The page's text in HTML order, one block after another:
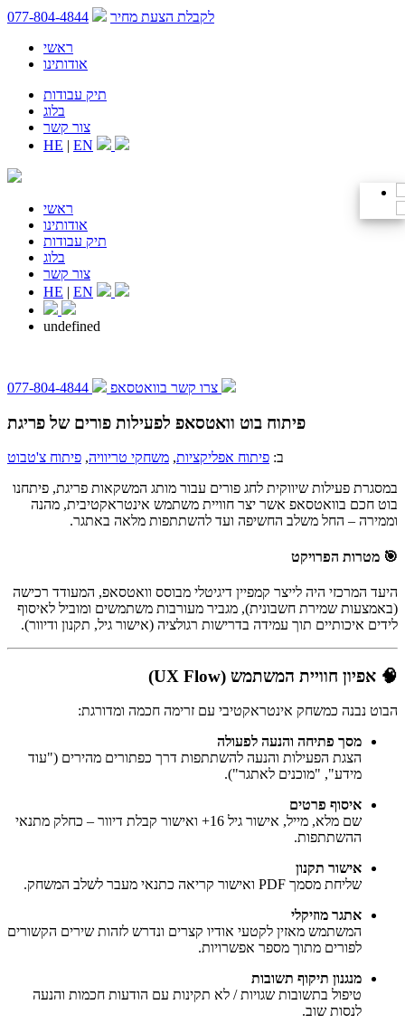
לקבלת הצעת מחיר
077-804-4844
ראשי
אודותינו
תיק עבודות
בלוג
צור קשר
HE | EN
ראשי
אודותינו
תיק עבודות
בלוג
צור קשר
HE | EN
undefined
צרו קשר בוואטסאפ 077-804-4844
פיתוח בוט וואטסאפ לפעילות פורים של פריגת
ב: פיתוח אפליקציות, משחקי טריוויה, פיתוח צ'טבוט
במסגרת פעילות שיווקית לחג פורים עבור מותג המשקאות פריגת, פיתחנו
בוט חכם בוואטסאפ אשר יצר חוויית משתמש אינטראקטיבית, מהנה
וממירה – החל משלב החשיפה ועד להשתתפות מלאה באתגר.
🎯 מטרות הפרויקט
היעד המרכזי היה לייצר קמפיין דיגיטלי מבוסס וואטסאפ, המעודד רכישה
(באמצעות שמירת חשבונית), מגביר מעורבות משתמשים ומוביל לאיסוף
לידים איכותיים תוך עמידה בדרישות רגולציה (אישור גיל, תקנון ודיוור).
🧠 אפיון חוויית המשתמש (UX Flow)
הבוט נבנה כמשחק אינטראקטיבי עם זרימה חכמה ומדורגת:
מסך פתיחה והנעה לפעולה
הצגת הפעילות והנעה להשתתפות דרך כפתורים מהירים ("עוד
מידע", "מוכנים לאתגר").
איסוף פרטים
שם מלא, מייל, אישור גיל 16+ ואישור קבלת דיוור – כחלק מתנאי
ההשתתפות.
אישור תקנון
שליחת מסמך PDF ואישור קריאה כתנאי מעבר לשלב המשחק.
אתגר מוזיקלי
המשתמש מאזין לקטעי אודיו קצרים ונדרש לזהות שירים הקשורים
לפורים מתוך מספר אפשרויות.
מנגנון תיקוף תשובות
טיפול בתשובות שגויות / לא תקינות עם הודעות חכמות והנעה
לנסות שוב.